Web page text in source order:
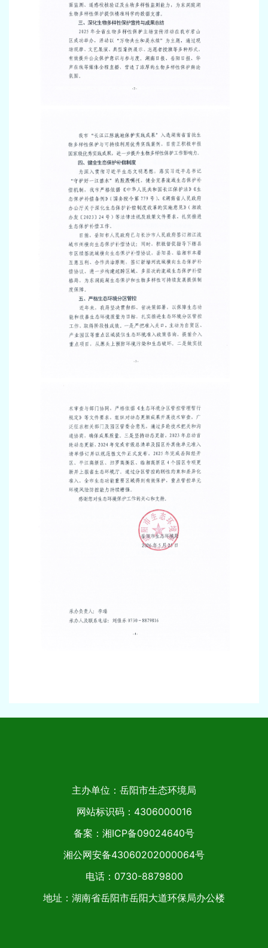
主办单位：岳阳市生态环境局
网站标识码：4306000016
备案：湘ICP备09024640号
湘公网安备43060202000064号
电话：0730-8879800
地址：湖南省岳阳市岳阳大道环保局办公楼